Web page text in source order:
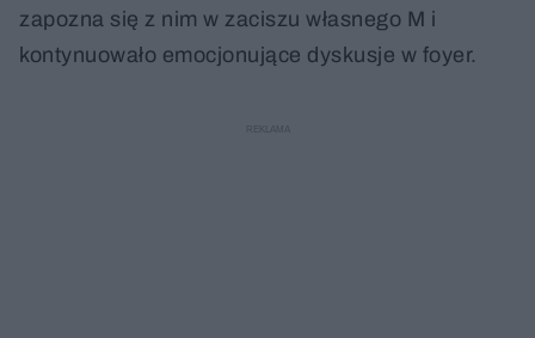
zapozna się z nim w zaciszu własnego M i
kontynuowało emocjonujące dyskusje w foyer.